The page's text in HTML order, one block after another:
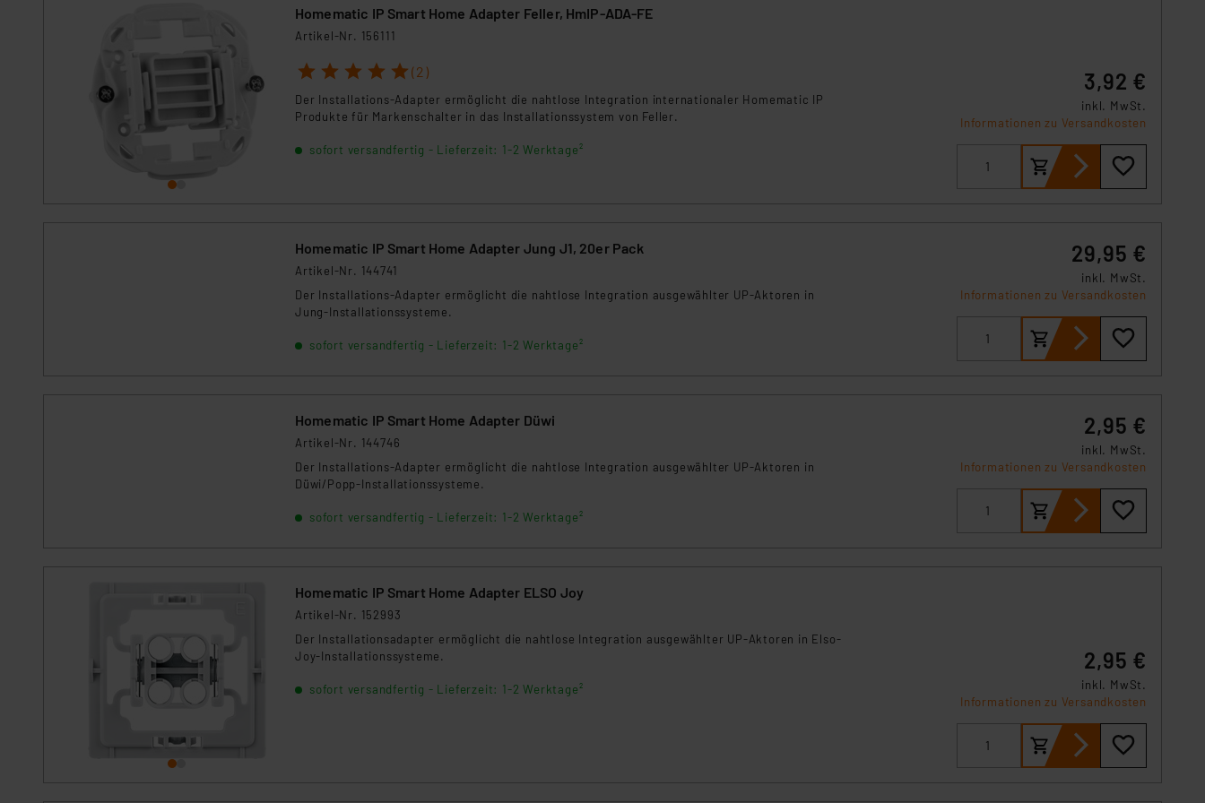
Für die USA besteht kein Angemessenheitsbeschluss der EU. Dies bedeutet, dass die USA als Land mit unzureichendem
Datenschutz nach EU-Standards eingestuft wird. So besteht etwa das Risiko, dass US-Behörden personenbezogene
Daten in Überwachungsprogrammen verarbeiten, ohne dass hiergegen Klagemöglichkeiten für Europäer bestehen.
Unsere Kooperation mit diesen Dienstleistern stützt sich auf die Standarddatenschutzklauseln der Europäischen
Kommission sowie einer eigenen Beurteilung der mit der Datenübermittlung, insbesondere der Art der übermittelten
Daten, verbundenen Risiken.“
Impressum| Datenschutzerklärung
Homematic IP Smart Home Adapter Feller, HmIP-ADA-FE
Artikel-Nr. 156111
1 2 3 4 5 (2)
Der Installations-Adapter ermöglicht die nahtlose Integration internationaler Homematic IP
Produkte für Markenschalter in das Installationssystem von Feller.
sofort versandfertig - Lieferzeit: 1-2 Werktage²
3,92 €
inkl. MwSt.
Informationen zu Versandkosten
Homematic IP Smart Home Adapter Jung J1, 20er Pack
Artikel-Nr. 144741
Der Installations-Adapter ermöglicht die nahtlose Integration ausgewählter UP-Aktoren in
Jung-Installationssysteme.
sofort versandfertig - Lieferzeit: 1-2 Werktage²
29,95 €
inkl. MwSt.
Informationen zu Versandkosten
Homematic IP Smart Home Adapter Düwi
Artikel-Nr. 144746
Der Installations-Adapter ermöglicht die nahtlose Integration ausgewählter UP-Aktoren in
Düwi/Popp-Installationssysteme.
sofort versandfertig - Lieferzeit: 1-2 Werktage²
2,95 €
inkl. MwSt.
Informationen zu Versandkosten
Homematic IP Smart Home Adapter ELSO Joy
Artikel-Nr. 152993
Der Installationsadapter ermöglicht die nahtlose Integration ausgewählter UP-Aktoren in Elso-
Joy-Installationssysteme.
sofort versandfertig - Lieferzeit: 1-2 Werktage²
2,95 €
inkl. MwSt.
Informationen zu Versandkosten